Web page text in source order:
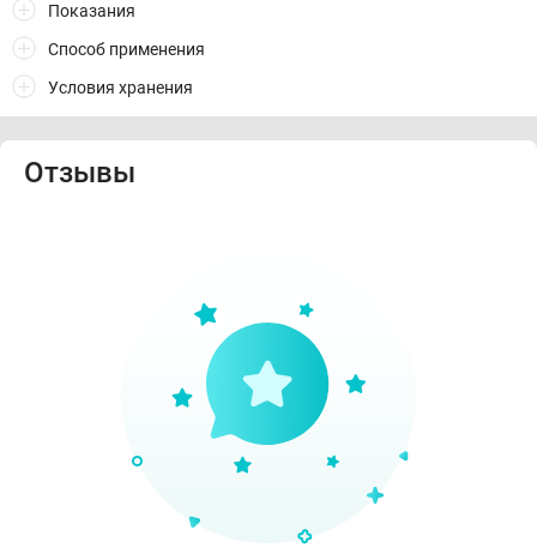
Показания
Способ применения
Условия хранения
Отзывы